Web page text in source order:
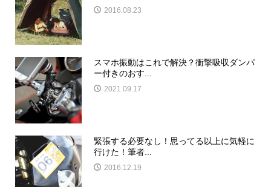
2016.08.23
スマホ振動はこれで解決？衝撃吸収ダンパ
ー付きのおす...
2021.09.17
緊張する必要なし！思ってる以上に気軽に
行けた！筆者...
2016.12.19